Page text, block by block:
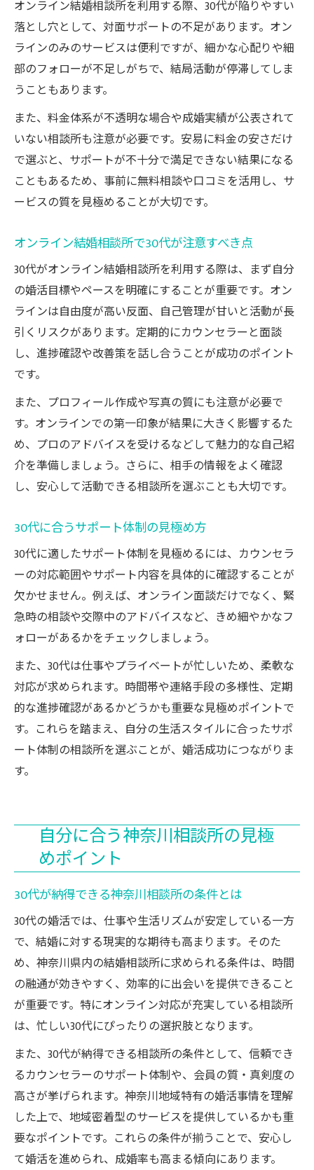
オンライン結婚相談所を利用する際、30代が陥りやすい
落とし穴として、対面サポートの不足があります。オン
ラインのみのサービスは便利ですが、細かな心配りや細
部のフォローが不足しがちで、結局活動が停滞してしま
うこともあります。
また、料金体系が不透明な場合や成婚実績が公表されて
いない相談所も注意が必要です。安易に料金の安さだけ
で選ぶと、サポートが不十分で満足できない結果になる
こともあるため、事前に無料相談や口コミを活用し、サ
ービスの質を見極めることが大切です。
オンライン結婚相談所で30代が注意すべき点
30代がオンライン結婚相談所を利用する際は、まず自分
の婚活目標やペースを明確にすることが重要です。オン
ラインは自由度が高い反面、自己管理が甘いと活動が長
引くリスクがあります。定期的にカウンセラーと面談
し、進捗確認や改善策を話し合うことが成功のポイント
です。
また、プロフィール作成や写真の質にも注意が必要で
す。オンラインでの第一印象が結果に大きく影響するた
め、プロのアドバイスを受けるなどして魅力的な自己紹
介を準備しましょう。さらに、相手の情報をよく確認
し、安心して活動できる相談所を選ぶことも大切です。
30代に合うサポート体制の見極め方
30代に適したサポート体制を見極めるには、カウンセラ
ーの対応範囲やサポート内容を具体的に確認することが
欠かせません。例えば、オンライン面談だけでなく、緊
急時の相談や交際中のアドバイスなど、きめ細やかなフ
ォローがあるかをチェックしましょう。
また、30代は仕事やプライベートが忙しいため、柔軟な
対応が求められます。時間帯や連絡手段の多様性、定期
的な進捗確認があるかどうかも重要な見極めポイントで
す。これらを踏まえ、自分の生活スタイルに合ったサポ
ート体制の相談所を選ぶことが、婚活成功につながりま
す。
自分に合う神奈川相談所の見極
めポイント
30代が納得できる神奈川相談所の条件とは
30代の婚活では、仕事や生活リズムが安定している一方
で、結婚に対する現実的な期待も高まります。そのた
め、神奈川県内の結婚相談所に求められる条件は、時間
の融通が効きやすく、効率的に出会いを提供できること
が重要です。特にオンライン対応が充実している相談所
は、忙しい30代にぴったりの選択肢となります。
また、30代が納得できる相談所の条件として、信頼でき
るカウンセラーのサポート体制や、会員の質・真剣度の
高さが挙げられます。神奈川地域特有の婚活事情を理解
した上で、地域密着型のサービスを提供しているかも重
要なポイントです。これらの条件が揃うことで、安心し
て婚活を進められ、成婚率も高まる傾向にあります。